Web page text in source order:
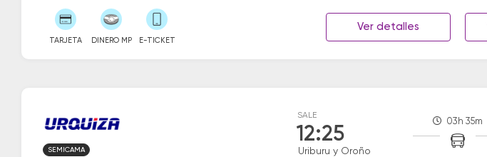
TARJETA DINERO MP E-TICKET
Ver detalles
SALE
12:25
Uriburu y Oroño
03h 35m
SEMICAMA